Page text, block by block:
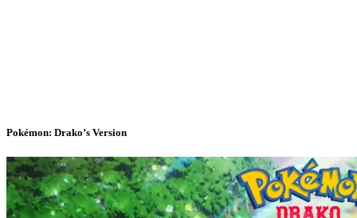
Pokémon: Drako’s Version